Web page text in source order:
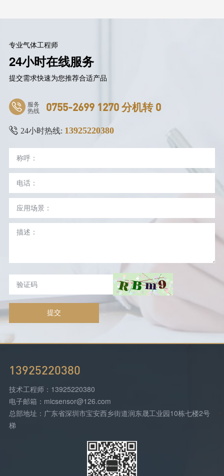
专业气体工程师
24小时在线服务
提交需求快速为您推荐合适产品
服务
热线 0755-2699 1270 分机转 0
24小时热线: 13925220380
提交
13925220380
技术工程师：13925220380
电子邮箱：micsensor@126.com
总部地址：广东省深圳市宝安西乡街道润东晟工业园10栋七楼2号
梯